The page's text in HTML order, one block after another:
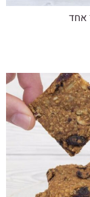
אחד